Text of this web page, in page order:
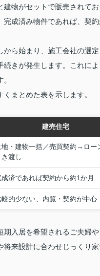
建物がセットで販売されて
完成済み物件であれば、契
から始まり、施工会社の選
続きが発生します。これに
まとめた表を示します。
建売住宅
地・建物一括／売買契約→ロー
き渡し
成済であれば契約から約1か月
較的少ない、内覧・契約が中心
期入居を希望されるご夫婦
将来設計に合わせじっくり